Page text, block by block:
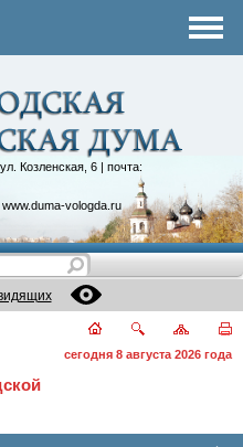
Козленская, 6 | почта:
www.duma-vologda.ru
сегодня 8 августа 2026 года